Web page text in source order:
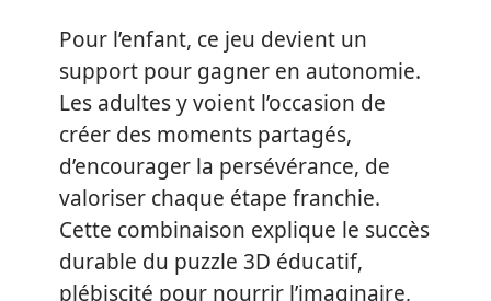
Pour l’enfant, ce jeu devient un
support pour gagner en autonomie.
Les adultes y voient l’occasion de
créer des moments partagés,
d’encourager la persévérance, de
valoriser chaque étape franchie.
Cette combinaison explique le succès
durable du puzzle 3D éducatif,
plébiscité pour nourrir l’imaginaire,